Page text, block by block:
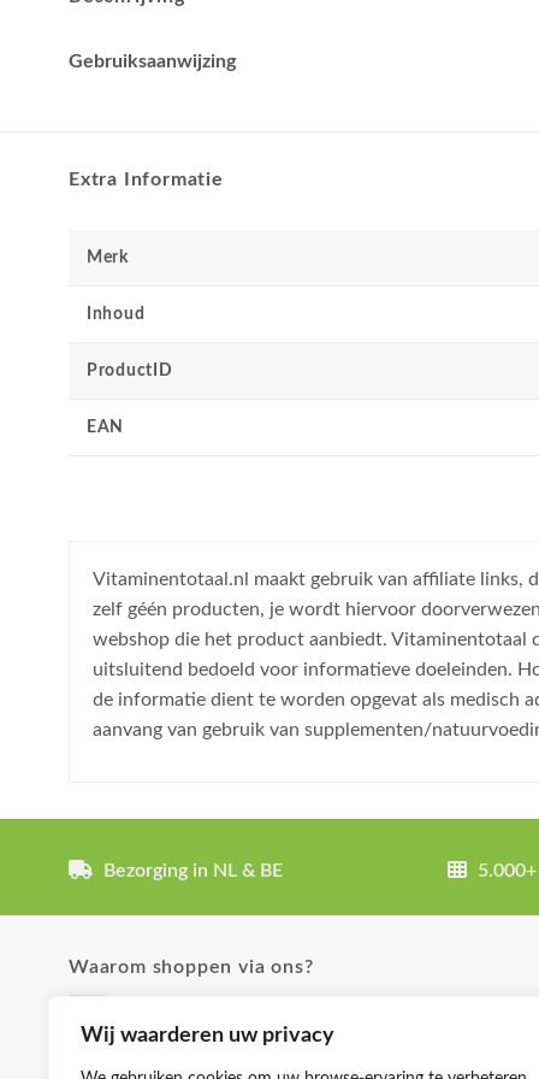
Wij waarderen uw privacy
Gebruiksaanwijzing
Extra Informatie
Merk
Inhoud
ProductID
EAN
Vitaminentotaal.nl maakt gebruik van affiliate links,
zelf géén producten, je wordt hiervoor
webshop die het product aanbiedt. Vitaminentotaal
uitsluitend bedoeld voor informatieve doeleinden.
de informatie dient te worden opgevat als medisch
aanvang van gebruik van supplementen/
Bezorging in NL & BE
Waarom shoppen via ons?
✓ Uitgebreide product omschrijvingen